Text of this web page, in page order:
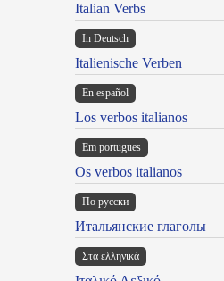
Italian Verbs
In Deutsch
Italienische Verben
En español
Los verbos italianos
Em portugues
Os verbos italianos
По русски
Итальянские глаголы
Στα ελληνικά